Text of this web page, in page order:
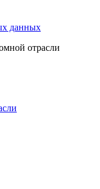
данных
отрасли